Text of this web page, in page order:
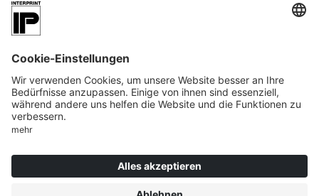
DEKORDRUCK
PRESSEMITTEILUNGEN
STANDORTE
ARBEITEN BEI INTERPRINT
IMPRESSUM|DSGVO|AGB|COOKIES